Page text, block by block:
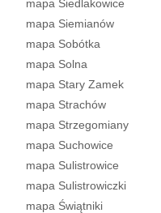
mapa Siedlakowice
mapa Siemianów
mapa Sobótka
mapa Solna
mapa Stary Zamek
mapa Strachów
mapa Strzegomiany
mapa Suchowice
mapa Sulistrowice
mapa Sulistrowiczki
mapa Świątniki